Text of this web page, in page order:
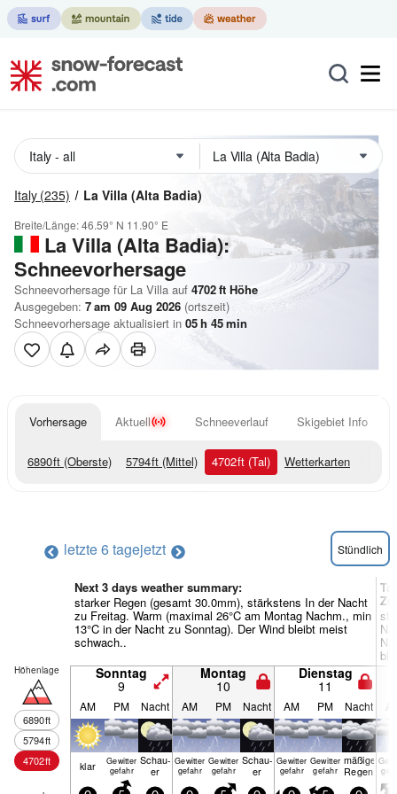
Italy (235) La Villa (Alta Badia)
Breite/Länge:46.59° N 11.90° E
La Villa (Alta Badia):
Schneevorhersage
Schneevorhersage für La Villa auf 4702ft Höhe
Ausgegeben: 7 am 09 Aug 2026 (ortszeit)
Schneevorhersage aktualisiert in 05h 45min
Vorhersage Aktuell Schneeverlauf Skigebiet Info
6890ft (Oberste) 5794ft (Mittel) 4702ft (Tal) Wetterkarten
letzte 6 tagejetzt Stündlich
Next 3 days weather summary:
starker Regen (gesamt 30.0mm), stärkstens In der Nacht
zu Freitag. Warm (maximal 26°C am Montag Nachm., min
13°C in der Nacht zu Sonntag). Der Wind bleibt meist
schwach..
Höhenlage
6890ft
5794ft
4702ft
Sonntag
9
Montag
10
Dienstag
11
AM PM Nacht AM PM Nacht AM PM Nacht
klar
Gewitter
gefahr
Schau­
er
Gewitter
gefahr
Gewitter
gefahr
Schau­
er
Gewitter
gefahr
Gewitter
gefahr
mäßiger
Regen